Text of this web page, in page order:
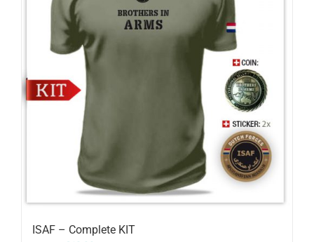
ISAF – Complete KIT